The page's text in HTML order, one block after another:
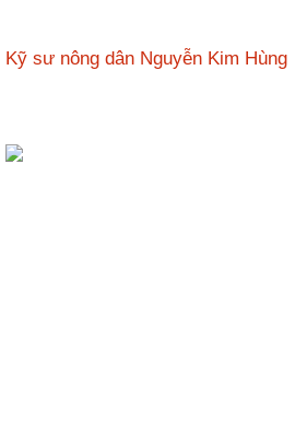
Kỹ sư nông dân Nguyễn Kim Hùng